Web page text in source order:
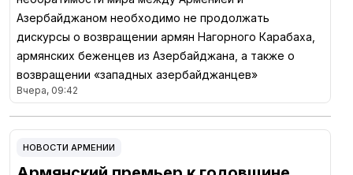
Азербайджаном необходимо не продолжать
дискурсы о возвращении армян Нагорного Карабаха,
армянских беженцев из Азербайджана, а также о
возвращении «западных азербайджанцев»
Вчера, 09:42
НОВОСТИ АРМЕНИИ